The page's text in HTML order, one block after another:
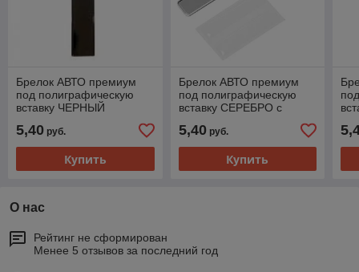
Брелок АВТО премиум
под полиграфическую
вставку ЧЕРНЫЙ
5,40 руб.
Купить
Брелок АВТО премиум
под полиграфическую
вставку СЕРЕБРО с
5,40руб.
Купить
О нас
Рейтинг не сформирован
Менее 5 отзывов за последний год